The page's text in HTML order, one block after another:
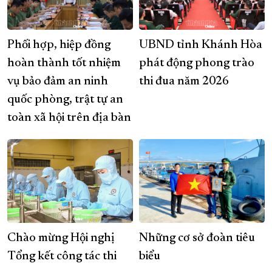
Phối hợp, hiệp đồng
hoàn thành tốt nhiệm
vụ bảo đảm an ninh
quốc phòng, trật tự an
toàn xã hội trên địa bàn
UBND tỉnh Khánh Hòa
phát động phong trào
thi đua năm 2026
Chào mừng Hội nghị
Tổng kết công tác thi
Những cơ sở đoàn tiêu
biểu